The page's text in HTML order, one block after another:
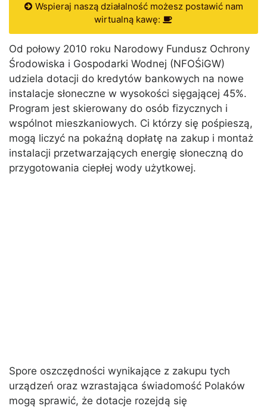
Wspieraj naszą działalność możesz postawić nam
wirtualną kawę:
Od połowy 2010 roku Narodowy Fundusz Ochrony
Środowiska i Gospodarki Wodnej (NFOŚiGW)
udziela dotacji do kredytów bankowych na nowe
instalacje słoneczne w wysokości sięgającej 45%.
Program jest skierowany do osób fizycznych i
wspólnot mieszkaniowych. Ci którzy się pośpieszą,
mogą liczyć na pokaźną dopłatę na zakup i montaż
instalacji przetwarzających energię słoneczną do
przygotowania ciepłej wody użytkowej.
Spore oszczędności wynikające z zakupu tych
urządzeń oraz wzrastająca świadomość Polaków
mogą sprawić, że dotacje rozejdą się